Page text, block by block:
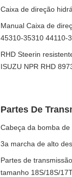
Caixa de direção
Manual Caixa de
45310-35310 44110-
RHD Steerin
ISUZU NPR RHD
Partes De
Cabeça da bomba
3a marcha de alto
Partes de
tamanho 18S/18S/